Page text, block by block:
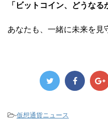
「ビットコイン、どうなる
あなたも、一緒に未来を見
-仮想通貨ニュース